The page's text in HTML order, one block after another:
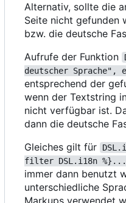
Alternativ, sollte die
Seite nicht gefunden
bzw. die deutsche
Aufrufe der Funktion
deutscher
entsprechend der
wenn der Textstring
nicht verfügbar ist.
dann die deutsche
Gleiches gilt für
filter DSL.i18n
immer dann benutzt
unterschiedliche